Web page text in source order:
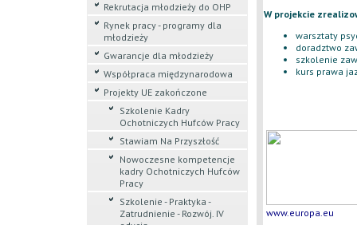
Rekrutacja młodzieży do OHP
Rynek pracy - programy dla
młodzieży
Gwarancje dla młodzieży
Współpraca międzynarodowa
Projekty UE zakończone
Szkolenie Kadry
Ochotniczych Hufców Pracy
Stawiam Na Przyszłość
Nowoczesne kompetencje
kadry Ochotniczych Hufców
Pracy
Szkolenie - Praktyka -
Zatrudnienie - Rozwój. IV
W projekcie
warsztaty
doradztwo
szkolenie
kurs prawa
www.europa.eu